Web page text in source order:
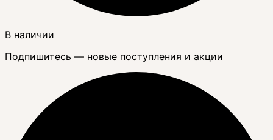
В наличии
Подпишитесь — новые поступления и акции